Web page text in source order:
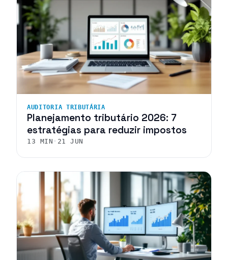
AUDITORIA TRIBUTÁRIA
Planejamento tributário 2026: 7
estratégias para reduzir impostos
13 MIN • 21 JUN